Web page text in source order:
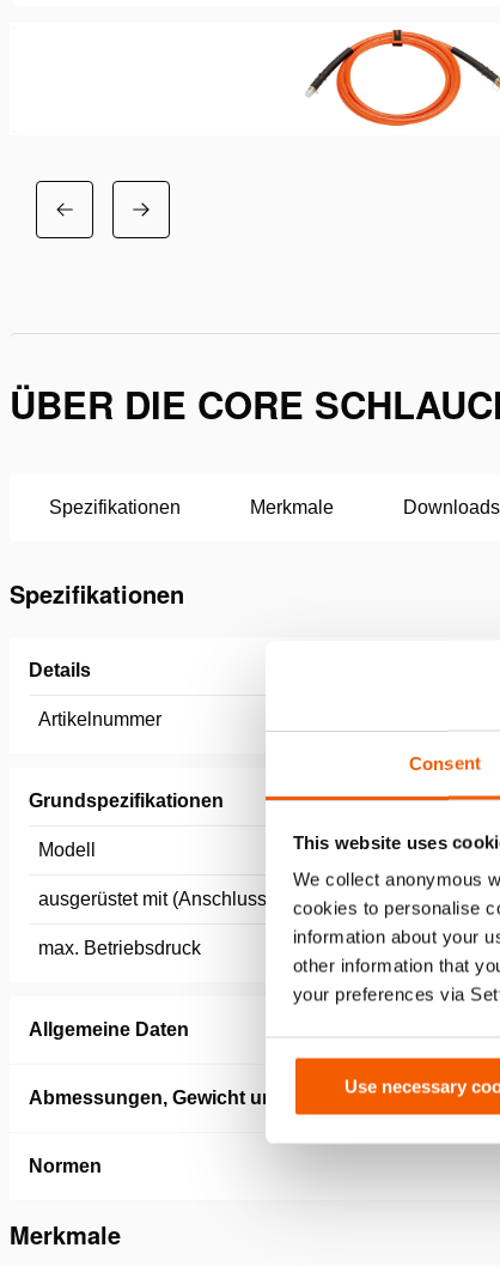
Consent
This website uses
We collect anonymous
cookies to personalise
information about your
other information that
your preferences via
Use necessary
ÜBER DIE CORE
Spezifikationen Merkmale Downloads
Spezifikationen
Details
Artikelnummer
Grundspezifikationen
Modell C 05
ausgerüstet mit (Anschluss Typ)
max. Betriebsdruck 720
Allgemeine Daten
Abmessungen, Gewicht und Temperatur
Normen
Merkmale